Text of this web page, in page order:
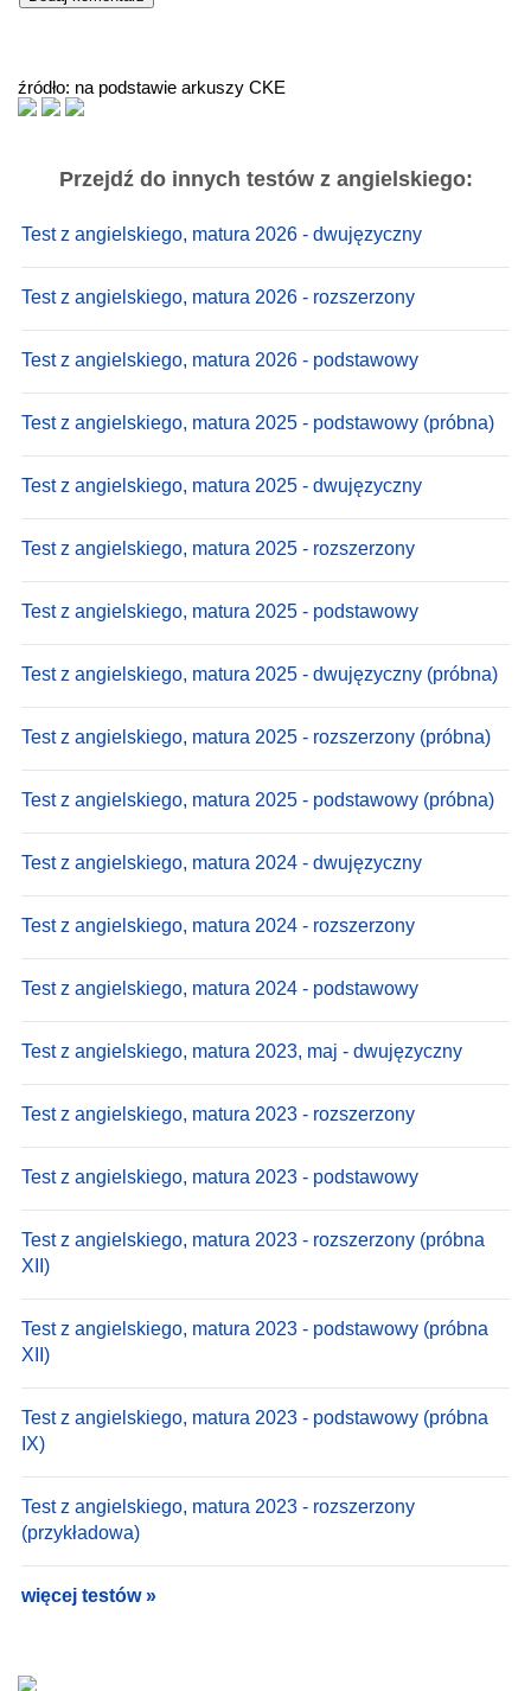
źródło: na podstawie arkuszy CKE
Przejdź do innych testów z angielskiego:
Test z angielskiego, matura 2026 - dwujęzyczny
Test z angielskiego, matura 2026 - rozszerzony
Test z angielskiego, matura 2026 - podstawowy
Test z angielskiego, matura 2025 - podstawowy (próbna)
Test z angielskiego, matura 2025 - dwujęzyczny
Test z angielskiego, matura 2025 - rozszerzony
Test z angielskiego, matura 2025 - podstawowy
Test z angielskiego, matura 2025 - dwujęzyczny (próbna)
Test z angielskiego, matura 2025 - rozszerzony (próbna)
Test z angielskiego, matura 2025 - podstawowy (próbna)
Test z angielskiego, matura 2024 - dwujęzyczny
Test z angielskiego, matura 2024 - rozszerzony
Test z angielskiego, matura 2024 - podstawowy
Test z angielskiego, matura 2023, maj - dwujęzyczny
Test z angielskiego, matura 2023 - rozszerzony
Test z angielskiego, matura 2023 - podstawowy
Test z angielskiego, matura 2023 - rozszerzony (próbna
XII)
Test z angielskiego, matura 2023 - podstawowy (próbna
XII)
Test z angielskiego, matura 2023 - podstawowy (próbna
IX)
Test z angielskiego, matura 2023 - rozszerzony
(przykładowa)
więcej testów »